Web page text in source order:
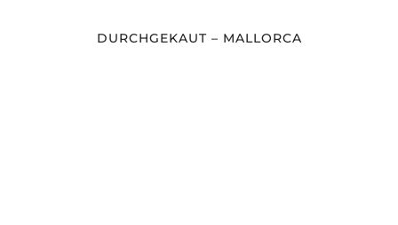
DURCHGEKAUT – MALLORCA